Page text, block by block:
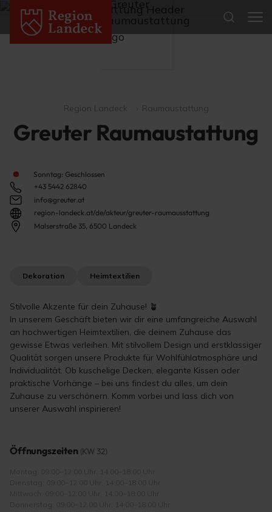
Region Landeck Raumaustattung
Greuter Raumaustattung
Sonntag: Geschlossen
+43 5442 62840
info@greuter.at
region-landeck.at/de/akteur/greuter-raumausstattung
Malserstraße 35, 6500 Landeck
Dekoration Heimtextilien
Stilvolle Akzente für dein Zuhause! 🪴
In unserem Geschäft bieten wir dir eine umfangreiche Auswahl
an hochwertigen Heimtextilien, die deinem Zuhause das
gewisse Etwas verleihen. Mit stilvollem Design und erstklassiger
Qualität sorgen unsere Produkte für Wohlfühlatmosphäre und
Individualität. Ob kuschelige Decken, elegante Kissen oder
praktische Vorhänge – bei uns findest du alles, um dein
Zuhause zu verschönern. Komm vorbei und lass dich von
unserer Auswahl inspirieren!
Öffnungszeiten (KW 32)